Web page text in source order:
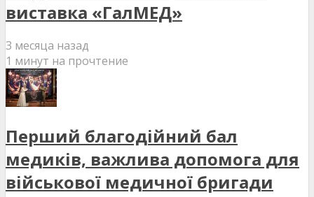
виставка «ГалМЕД»
3 месяца назад
1 минут на прочтение
Перший благодійний бал
медиків, важлива допомога для
військової медичної бригади